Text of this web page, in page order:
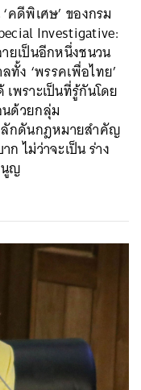
คดีพิเศษ’ ของกรม
Investigative:
ยเป็นอีกหนึ่งชนวน
ทั้ง ‘พรรคเพื่อไทย’
เพราะเป็นที่รู้กันโดย
นด้วยกลุ่ม
ลักดันกฎหมายสำคัญ
ไม่ว่าจะเป็น ร่าง
นูญ